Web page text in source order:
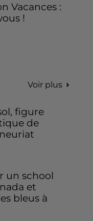
Vacances :
!
Voir plus
figure
de
un school
et
bleus à